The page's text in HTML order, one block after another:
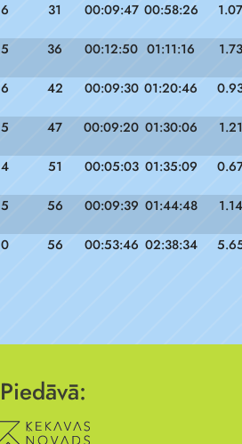
6 31 00:09:47 00:58:26 1.07
5 36 00:12:50 01:11:16 1.73
6 42 00:09:30 01:20:46
5 47 00:09:20 01:30:06 1.21
4 51 00:05:03 01:35:09
5 56 00:09:39 01:44:48 1.14
0 56 00:53:46 02:38:34
Piedāvā: